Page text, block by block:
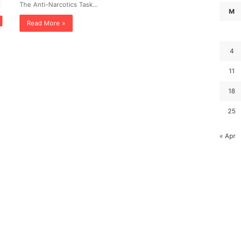
The Anti-Narcotics Task…
Read More »
M
4
11
18
25
« Apr